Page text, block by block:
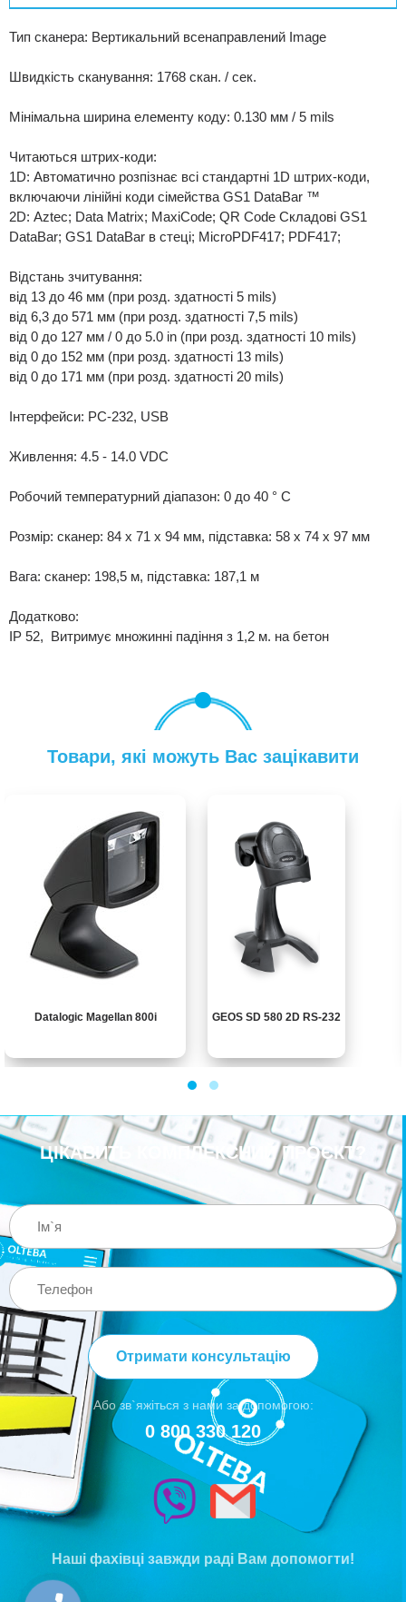
Тип сканера: Вертикальний всенаправлений Image
Швидкість сканування: 1768 скан. / сек.
Мінімальна ширина елементу коду: 0.130 мм / 5 mils
Читаються штрих-коди:
1D: Автоматично розпізнає всі стандартні 1D штрих-коди,
включаючи лінійні коди сімейства GS1 DataBar ™
2D: Аztec; Data Matrix; MaxiCode; QR Code Складові GS1
DataBar; GS1 DataBar в стеці; MicroPDF417; PDF417;
Відстань зчитування:
від 13 до 46 мм (при розд. здатності 5 mils)
від 6,3 до 571 мм (при розд. здатності 7,5 mils)
від 0 до 127 мм / 0 до 5.0 in (при розд. здатності 10 mils)
від 0 до 152 мм (при розд. здатності 13 mils)
від 0 до 171 мм (при розд. здатності 20 mils)
Інтерфейси: РС-232, USB
Живлення: 4.5 - 14.0 VDC
Робочий температурний діапазон: 0 до 40 ° C
Розмір: сканер: 84 x 71 x 94 мм, підставка: 58 x 74 x 97 мм
Вага: сканер: 198,5 м, підставка: 187,1 м
Додатково:
ІР 52, Витримує множинні падіння з 1,2 м. на бетон
Товари, які можуть Вас зацікавити
Datalogic Magellan 800i GEOS SD 580 2D RS-232
ЦІКАВИТЬ КОМПЛЕКСНИЙ ПРОЄКТ?
Отримати консультацію
Або зв`яжіться з нами за допомогою:
0 800 330 120
Наші фахівці завжди раді Вам допомогти!